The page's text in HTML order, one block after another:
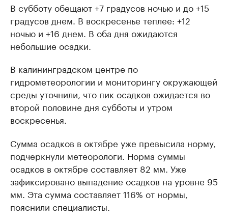
В субботу обещают +7 градусов ночью и до +15
градусов днем. В воскресенье теплее: +12
ночью и +16 днем. В оба дня ожидаются
небольшие осадки.
В калининградском центре по
гидрометеорологии и мониторингу окружающей
среды уточнили, что пик осадков ожидается во
второй половине дня субботы и утром
воскресенья.
Сумма осадков в октябре уже превысила норму,
подчеркнули метеорологи. Норма суммы
осадков в октябре составляет 82 мм. Уже
зафиксировано выпадение осадков на уровне 95
мм. Эта сумма составляет 116% от нормы,
пояснили специалисты.